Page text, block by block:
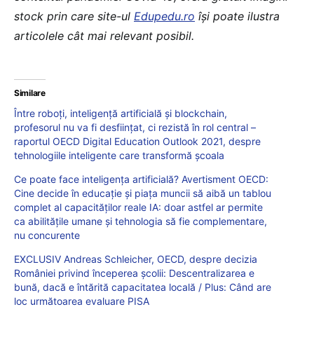
stock prin care site-ul Edupedu.ro îşi poate ilustra
articolele cât mai relevant posibil.
Similare
Între roboți, inteligență artificială și blockchain,
profesorul nu va fi desființat, ci rezistă în rol central –
raportul OECD Digital Education Outlook 2021, despre
tehnologiile inteligente care transformă școala
Ce poate face inteligența artificială? Avertisment OECD:
Cine decide în educație și piața muncii să aibă un tablou
complet al capacităților reale IA: doar astfel ar permite
ca abilitățile umane și tehnologia să fie complementare,
nu concurente
EXCLUSIV Andreas Schleicher, OECD, despre decizia
României privind începerea școlii: Descentralizarea e
bună, dacă e întărită capacitatea locală / Plus: Când are
loc următoarea evaluare PISA